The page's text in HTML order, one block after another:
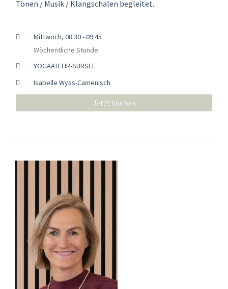
Tönen / Musik / Klangschalen begleitet.
Mittwoch, 08:30 - 09:45
Wöchentliche Stunde
YOGAATELIR-SURSEE
Isabelle Wyss-Camenisch
Jetzt buchen